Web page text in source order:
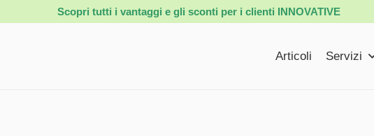
Scopri tutti i vantaggi e gli sconti per i clienti INNOVATIVE
Articoli Servizi